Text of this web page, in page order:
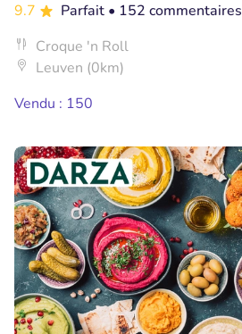
9.7
Parfait • 152 commentaires
Croque 'n Roll
Leuven (0km)
Vendu : 150